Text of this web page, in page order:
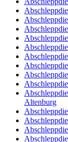
Altenburg